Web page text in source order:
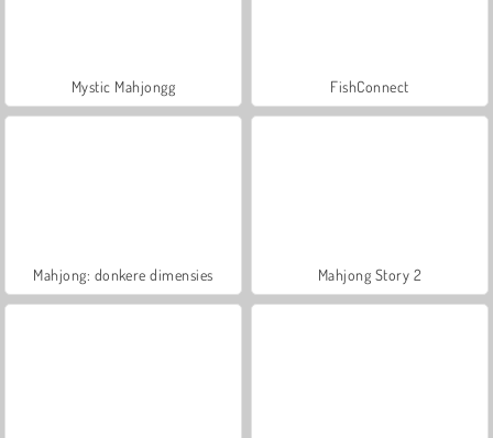
Mystic Mahjongg FishConnect
Mahjong: donkere dimensies Mahjong Story 2